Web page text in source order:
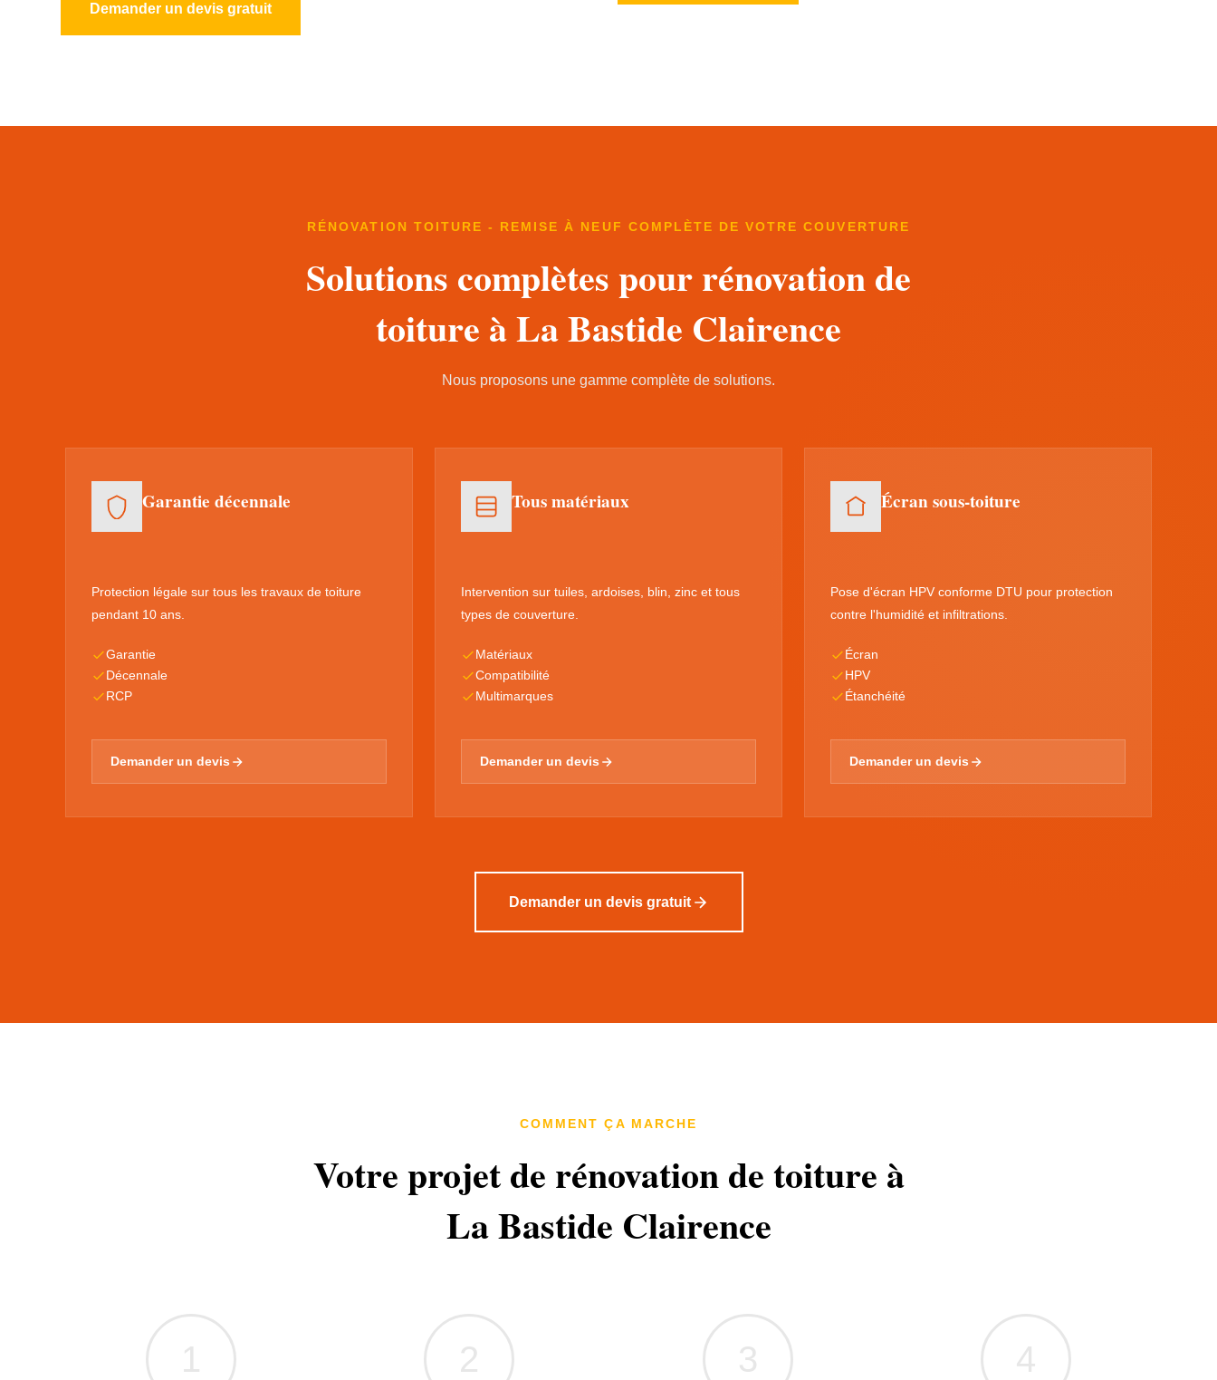
Demander un devis gratuit
RÉNOVATION TOITURE - REMISE À NEUF COMPLÈTE DE VOTRE COUVERTURE
Solutions complètes pour rénovation de
toiture à La Bastide Clairence
Nous proposons une gamme complète de solutions.
Garantie décennale
Protection légale sur tous les travaux de toiture
pendant 10 ans.
Garantie
Décennale
RCP
Demander un devis
Tous matériaux
Intervention sur tuiles, ardoises, blin, zinc et tous
types de couverture.
Matériaux
Compatibilité
Multimarques
Demander un devis
Écran sous-toiture
Pose d'écran HPV conforme DTU pour protection
contre l'humidité et infiltrations.
Écran
HPV
Étanchéité
Demander un devis
Demander un devis gratuit
COMMENT ÇA MARCHE
Votre projet de rénovation de toiture à
La Bastide Clairence
1 2 3 4